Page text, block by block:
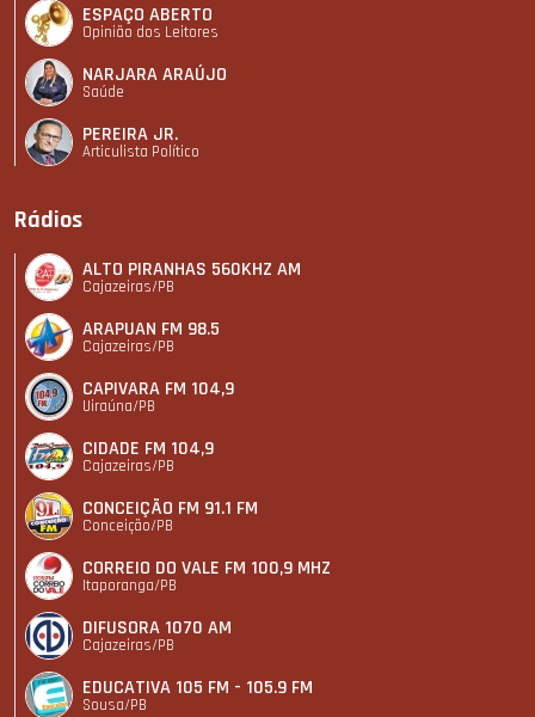
ESPAÇO ABERTO
Opinião dos Leitores
NARJARA ARAÚJO
Saúde
PEREIRA JR.
Articulista Polí­tico
Rádios
ALTO PIRANHAS 560KHZ AM
Cajazeiras/PB
ARAPUAN FM 98.5
Cajazeiras/PB
CAPIVARA FM 104,9
Uiraúna/PB
CIDADE FM 104,9
Cajazeiras/PB
CONCEIÇÃO FM 91.1 FM
Conceição/PB
CORREIO DO VALE FM 100,9 MHZ
Itaporanga/PB
DIFUSORA 1070 AM
Cajazeiras/PB
EDUCATIVA 105 FM - 105.9 FM
Sousa/PB